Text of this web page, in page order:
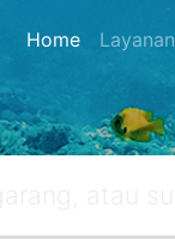
Home Layanan